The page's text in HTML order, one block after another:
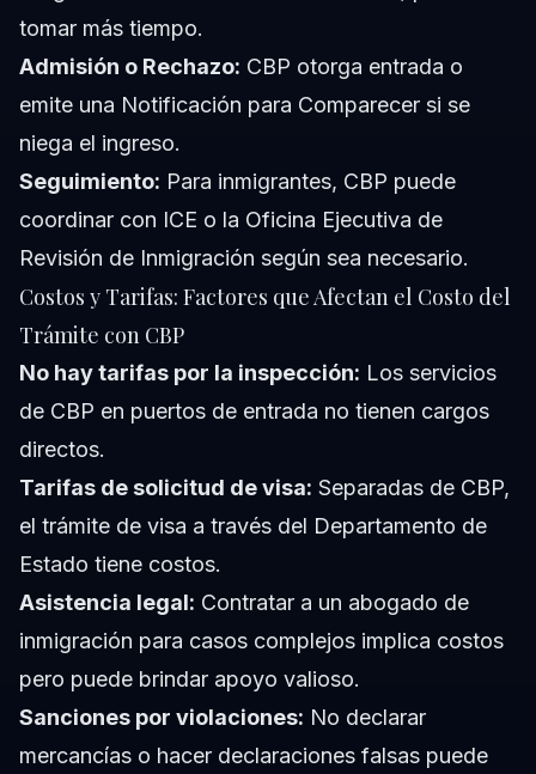
tomar más tiempo.
Admisión o Rechazo: CBP otorga entrada o
emite una Notificación para Comparecer si se
niega el ingreso.
Seguimiento: Para inmigrantes, CBP puede
coordinar con ICE o la Oficina Ejecutiva de
Revisión de Inmigración según sea necesario.
Costos y Tarifas: Factores que Afectan el Costo del
Trámite con CBP
No hay tarifas por la inspección: Los servicios
de CBP en puertos de entrada no tienen cargos
directos.
Tarifas de solicitud de visa: Separadas de CBP,
el trámite de visa a través del Departamento de
Estado tiene costos.
Asistencia legal: Contratar a un abogado de
inmigración para casos complejos implica costos
pero puede brindar apoyo valioso.
Sanciones por violaciones: No declarar
mercancías o hacer declaraciones falsas puede